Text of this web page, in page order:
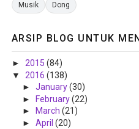
Musik Dong
ARSIP BLOG UNTUK
► 2015 (84)
▼ 2016 (138)
► January(30)
► February(22)
►
March (21)
► April (20)